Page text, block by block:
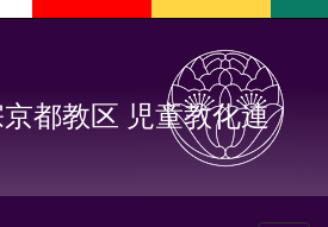
都教区 児童教化連